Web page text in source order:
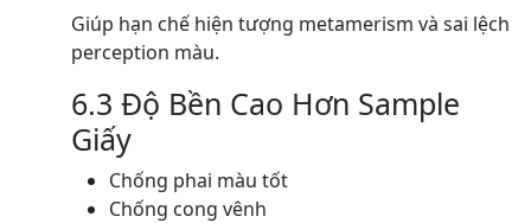
Giúp hạn chế hiện tượng metamerism và sai lệch
perception màu.
6.3 Độ Bền Cao Hơn Sample
Giấy
Chống phai màu tốt
Chống cong vênh